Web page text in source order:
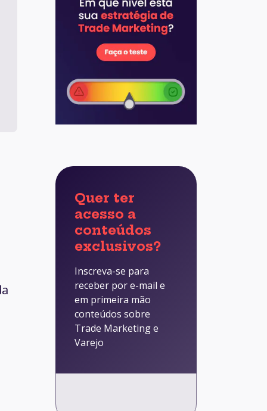
Quer ter
acesso a
conteúdos
exclusivos?
Inscreva-se para
receber por e-mail e
em primeira mão
conteúdos sobre
Trade Marketing e
Varejo